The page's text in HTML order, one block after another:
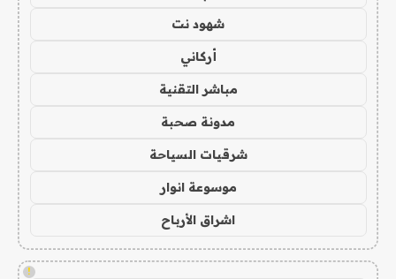
شهود نت
أركاني
مباشر التقنية
مدونة صحبة
شرقيات السياحة
موسوعة انوار
اشراق الأرباح
!